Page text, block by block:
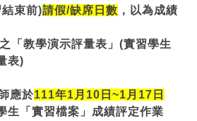
束前)請假/缺席日數 ， 以為成績
「教學演示評量表」(實習學生
表)
應於111年1月10日~1月17日
生「實習檔案」成績評定作業